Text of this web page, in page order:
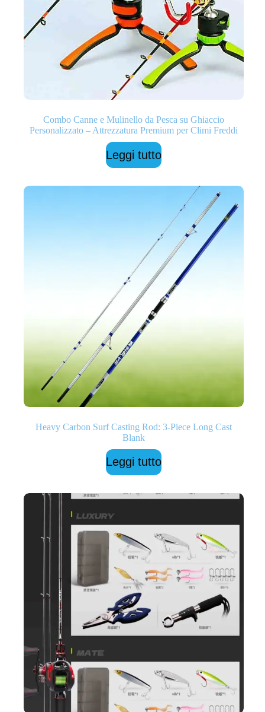
Combo Canne e Mulinello da Pesca su Ghiaccio
Personalizzato – Attrezzatura Premium per Climi Freddi
Leggi tutto
Heavy Carbon Surf Casting Rod: 3-Piece Long Cast
Blank
Leggi tutto